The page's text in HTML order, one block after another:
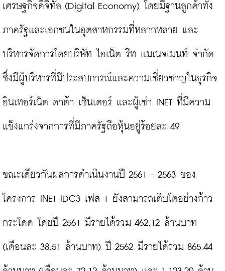
เศรษฐกิจดิจิทัล (Digital Economy) โดยมีฐานลูกค้าทั้ง
ภาครัฐและเอกชนในอุตสาหกรรมที่หลากหลาย และ
บริหารจัดการโดยบริษัท ไอเน็ต รีท แมเนจเมนท์ จำกัด
ซึ่งมีผู้บริหารที่มีประสบการณ์และความเชี่ยวชาญในธุรกิจ
อินเทอร์เน็ต ดาต้า เซ็นเตอร์ และผู้เช่า INET ที่มีความ
แข็งแกร่งจากการที่มีภาครัฐถือหุ้นอยู่ร้อยละ 49
ขณะเดียวกันผลการดำเนินงานปี 2561 - 2563 ของ
โครงการ INET-IDC3 เฟส 1 ยังสามารถเติบโตอย่างก้าว
กระโดด โดยปี 2561 มีรายได้รวม 462.12 ล้านบาท
(เดือนละ 38.51 ล้านบาท) ปี 2562 มีรายได้รวม 865.44